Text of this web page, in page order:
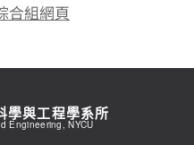
合組網頁
學與工程學系所
Engineering, NYCU